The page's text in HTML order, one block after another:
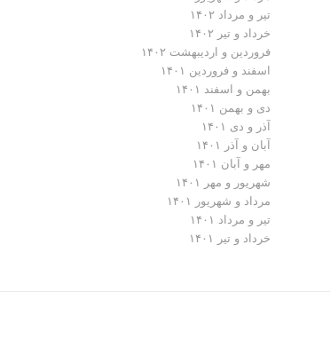
تیر و مرداد ۱۴۰۲
خرداد و تیر ۱۴۰۲
فروردین و اردیبهشت ۱۴۰۲
اسفند و فروردین ۱۴۰۱
بهمن و اسفند ۱۴۰۱
دی و بهمن ۱۴۰۱
آذر و دی ۱۴۰۱
آبان و آذر ۱۴۰۱
مهر و آبان ۱۴۰۱
شهریور و مهر ۱۴۰۱
مرداد و شهریور ۱۴۰۱
تیر و مرداد ۱۴۰۱
خرداد و تیر ۱۴۰۱